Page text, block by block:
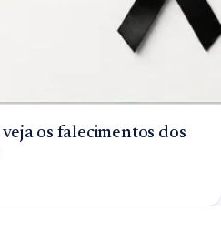
os falecimentos dos